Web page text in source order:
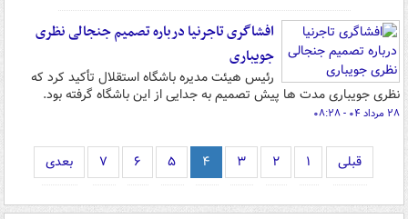
افشاگری تاجرنیا درباره تصمیم جنجالی نظری
جویباری
رئیس هیئت مدیره باشگاه استقلال تأکید کرد که
نظری جویباری مدت ها پیش تصمیم به جدایی از این باشگاه گرفته بود.
۲۸ مرداد ۰۴ - ۰۸:۲۸
قبلی ۱ ۲ ۳ ۴ ۵ ۶ ۷ بعدی